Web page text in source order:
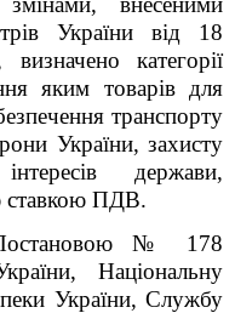
України від 18
категорії
яким товарів для
транспорту
України, захисту
держави,
ставкою ПДВ.
№ 178
Національну
України, Службу